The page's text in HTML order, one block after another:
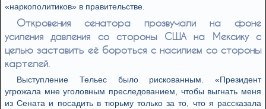
«наркополитиков» в правительстве.
Откровения сенатора прозвучали на фоне
усиления давления со стороны США на Мексику с
целью заставить её бороться с насилием со стороны
картелей.
Выступление Тельес было рискованным. «Президент
угрожала мне уголовным преследованием, чтобы выгнать меня
из Сената и посадить в тюрьму только за то, что я рассказала